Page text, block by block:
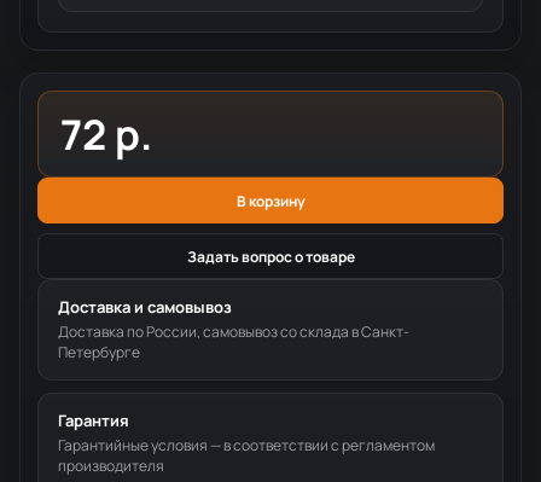
72 р.
В корзину
Задать вопрос о товаре
Доставка и самовывоз
Доставка по России, самовывоз со склада в Санкт-
Петербурге
Гарантия
Гарантийные условия — в соответствии с регламентом
производителя